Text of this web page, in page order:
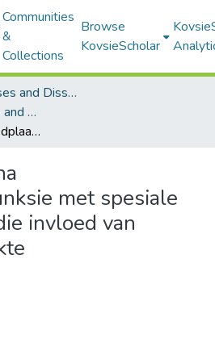
Communities
&
Collections
Browse
KovsieScholar
Electronic Theses and Dissertations
All Electronic Theses and Dissertations
'n Ondersoek na bloedplaatjiefunksie met spesiale verwysing na die invloed van weefselekstrakte
met spesiale
invloed van